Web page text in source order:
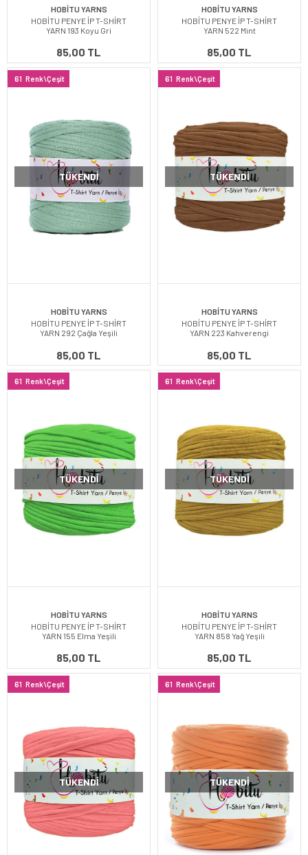
HOBİTU YARNS
HOBİTU PENYE İP T-SHİRT
YARN 193 Koyu Gri
85,00 TL
HOBİTU YARNS
HOBİTU PENYE İP T-SHİRT
YARN 522 Mint
85,00 TL
61 Renk\Çeşit
TÜKENDI
HOBİTU YARNS
HOBİTU PENYE İP T-SHİRT
YARN 292 Çağla Yeşili
85,00 TL
61 Renk\Çeşit
TÜKENDI
HOBİTU YARNS
HOBİTU PENYE İP T-SHİRT
YARN 223 Kahverengi
85,00 TL
61 Renk\Çeşit
TÜKENDI
HOBİTU YARNS
HOBİTU PENYE İP T-SHİRT
YARN 155 Elma Yeşili
85,00 TL
61 Renk\Çeşit
TÜKENDI
HOBİTU YARNS
HOBİTU PENYE İP T-SHİRT
YARN 858 Yağ Yeşili
85,00 TL
61 Renk\Çeşit
TÜKENDI
61 Renk\Çeşit
TÜKENDI